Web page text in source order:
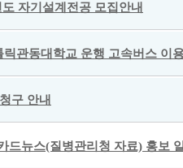
자기설계전공 모집안내
관동대학교 운행 고속버스 이
구 안내
드뉴스(질병관리청 자료) 홍보